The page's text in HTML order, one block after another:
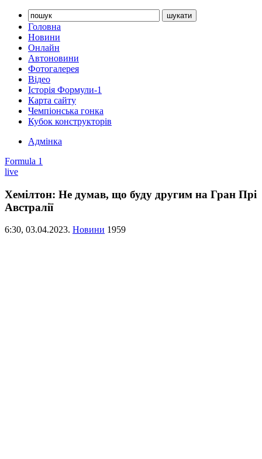
Головна
Новини
Онлайн
Автоновини
Фотогалерея
Відео
Історія Формули-1
Карта сайту
Чемпіонська гонка
Кубок конструкторів
Адмінка
Formula 1
live
Хемілтон: Не думав, що буду другим на Гран Прі
Австралії
6:30, 03.04.2023. Новини 1959